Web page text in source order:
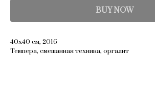
BUY NOW
40x40 см, 2016
Темпера, смешанная техника, оргалит